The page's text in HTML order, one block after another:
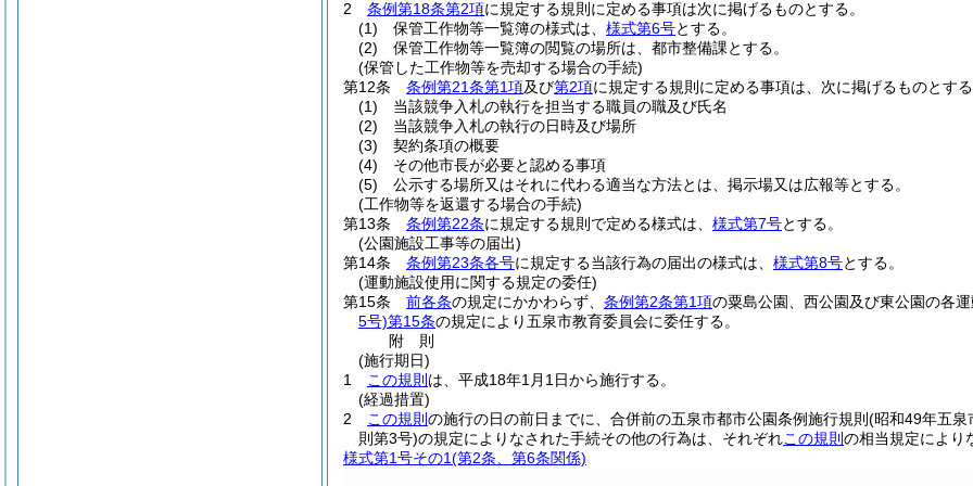
2 条例第18条第2項に規定する規則に定める事項は次に掲げるものとする。
(1)
保管工作物等一覧簿の様式は、 様式第6号とする。
(2)
保管工作物等一覧簿の閲覧の場所は、都市整備課とする。
(保管した工作物等を売却する場合の手続)
第12条
条例第21条第1項及び第2項に規定する規則に定める事項は、次に掲げるものとす
(1)
当該競争入札の執行を担当する職員の職及び氏名
(2)
当該競争入札の執行の日時及び場所
(3)
契約条項の概要
(4)
その他市長が必要と認める事項
(5)
公示する場所又はそれに代わる適当な方法とは、掲示場又は広報等とする。
(工作物等を返還する場合の手続)
第13条
条例第22条に規定する規則で定める様式は、 様式第7号とする。
(公園施設工事等の届出)
第14条
条例第23条各号に規定する当該行為の届出の様式は、 様式第8号とする。
(運動施設使用に関する規定の委任)
第15条
前各条の規定にかかわらず、 条例第2条第1項の粟島公園、西公園及び東公園の各
5号)第15条の規定により五泉市教育委員会に委任する。
附 則
(施行期日)
1
この規則 は、平成18年1月1日から施行する。
(経過措置)
2
この規則 の施行の日の前日までに、合併前の五泉市都市公園条例施行規則 (昭和49年五泉
則第3号)の規定によりなされた手続その他の行為は、それぞれこの規則 の相当規定により
様式第1号その1(第2条、第6条関係)